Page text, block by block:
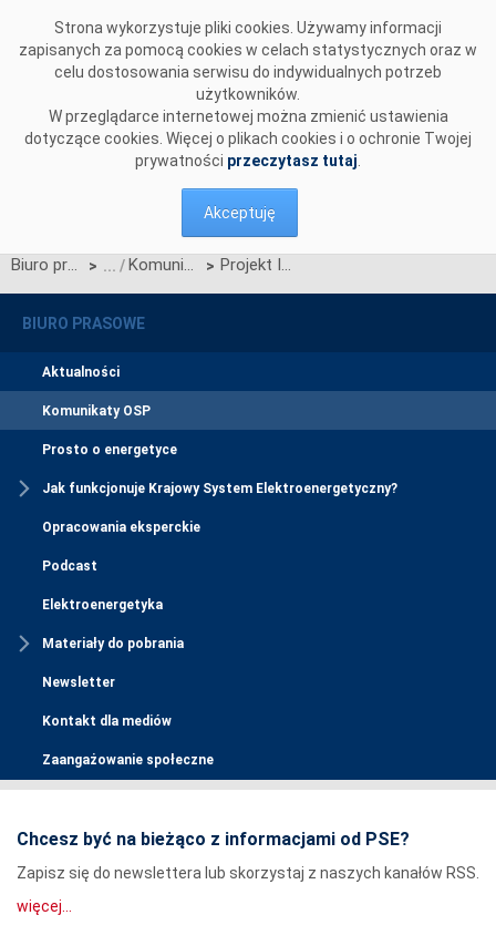
Strona wykorzystuje pliki cookies. Używamy informacji
zapisanych za pomocą cookies w celach statystycznych oraz w
celu dostosowania serwisu do indywidualnych potrzeb
użytkowników.
W przeglądarce internetowej można zmienić ustawienia
dotyczące cookies. Więcej o plikach cookies i o ochronie Twojej
prywatności przeczytasz tutaj
Akceptuję
Biuro prasowe > Komunikaty OSP > Projekt IRiESP - Bilansowanie systemu i zarządzanie ograniczeniami systemowymi
BIURO PRASOWE
Aktualności
Komunikaty OSP
Prosto o energetyce
Jak funkcjonuje Krajowy System Elektroenergetyczny?
Opracowania eksperckie
Podcast
Elektroenergetyka
Materiały do pobrania
Newsletter
Kontakt dla mediów
Zaangażowanie społeczne
Chcesz być na bieżąco z informacjami od PSE?
Zapisz się do newslettera lub skorzystaj z naszych kanałów RSS.
więcej...